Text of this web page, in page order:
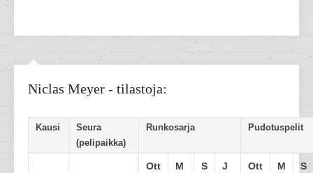
Niclas Meyer - tilastoja:
Kausi
Seura
(pelipaikka)
Runkosarja Pudotuspelit
Ott M S J Ott M S